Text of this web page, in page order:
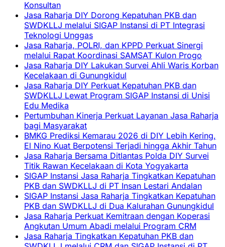
Konsultan
Jasa Raharja DIY Dorong Kepatuhan PKB dan
SWDKLLJ melalui SIGAP Instansi di PT Integrasi
Teknologi Unggas
Jasa Raharja, POLRI, dan KPPD Perkuat Sinergi
melalui Rapat Koordinasi SAMSAT Kulon Progo
Jasa Raharja DIY Lakukan Survei Ahli Waris Korban
Kecelakaan di Gunungkidul
Jasa Raharja DIY Perkuat Kepatuhan PKB dan
SWDKLLJ Lewat Program SIGAP Instansi di Unisi
Edu Medika
Pertumbuhan Kinerja Perkuat Layanan Jasa Raharja
bagi Masyarakat
BMKG Prediksi Kemarau 2026 di DIY Lebih Kering,
El Nino Kuat Berpotensi Terjadi hingga Akhir Tahun
Jasa Raharja Bersama Ditlantas Polda DIY Survei
Titik Rawan Kecelakaan di Kota Yogyakarta
SIGAP Instansi Jasa Raharja Tingkatkan Kepatuhan
PKB dan SWDKLLJ di PT Insan Lestari Andalan
SIGAP Instansi Jasa Raharja Tingkatkan Kepatuhan
PKB dan SWDKLLJ di Dua Kalurahan Gunungkidul
Jasa Raharja Perkuat Kemitraan dengan Koperasi
Angkutan Umum Abadi melalui Program CRM
Jasa Raharja Tingkatkan Kepatuhan PKB dan